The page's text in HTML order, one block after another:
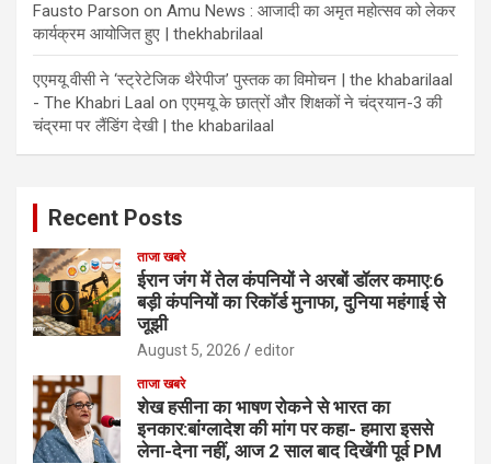
Fausto Parson on Amu News : आजादी का अमृत महोत्सव को लेकर
कार्यक्रम आयोजित हुए | thekhabrilaal
एएमयू वीसी ने ‘स्ट्रेटेजिक थैरेपीज’ पुस्तक का विमोचन | the khabarilaal
- The Khabri Laal onएएमयू के छात्रों और शिक्षकों ने चंद्रयान-3 की
चंद्रमा पर लैंडिंग देखी | the khabarilaal
Recent Posts
ताजा खबरे
ईरान जंग में तेल कंपनियों ने अरबों डॉलर कमाए:6
बड़ी कंपनियों का रिकॉर्ड मुनाफा, दुनिया महंगाई से
जूझी
August 5, 2026 editor
ताजा खबरे
शेख हसीना का भाषण रोकने से भारत का
इनकार:बांग्लादेश की मांग पर कहा- हमारा इससे
लेना-देना नहीं, आज 2 साल बाद दिखेंगी पूर्व PM